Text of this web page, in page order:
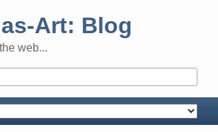
Art: Blog
web...